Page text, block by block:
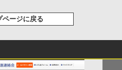
ページに戻る